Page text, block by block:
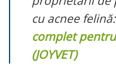
cu acnee felină:
complet
(JOYVET)